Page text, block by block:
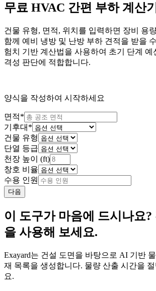
무료 HVAC 간편 부하 계산기
건물 유형, 면적, 위치를 입력하면 장비 용
함께 예비 냉방 및 난방 부하 견적을 받을
험치 기반 계산법을 사용하여 초기 단계 예
격성 판단에 적합합니다.
양식을 작성하여 시작하세요
면적*
기후대 *
건물 유형
단열 등급
천장 높이 (ft)
창호 비율
수용 인원
다음
이 도구가 마음에 드시나요
을 사용해 보세요.
Exayard는 건설 도면을 바탕으로 AI 기반
재 목록을 생성합니다. 물량 산출 시간을
요.